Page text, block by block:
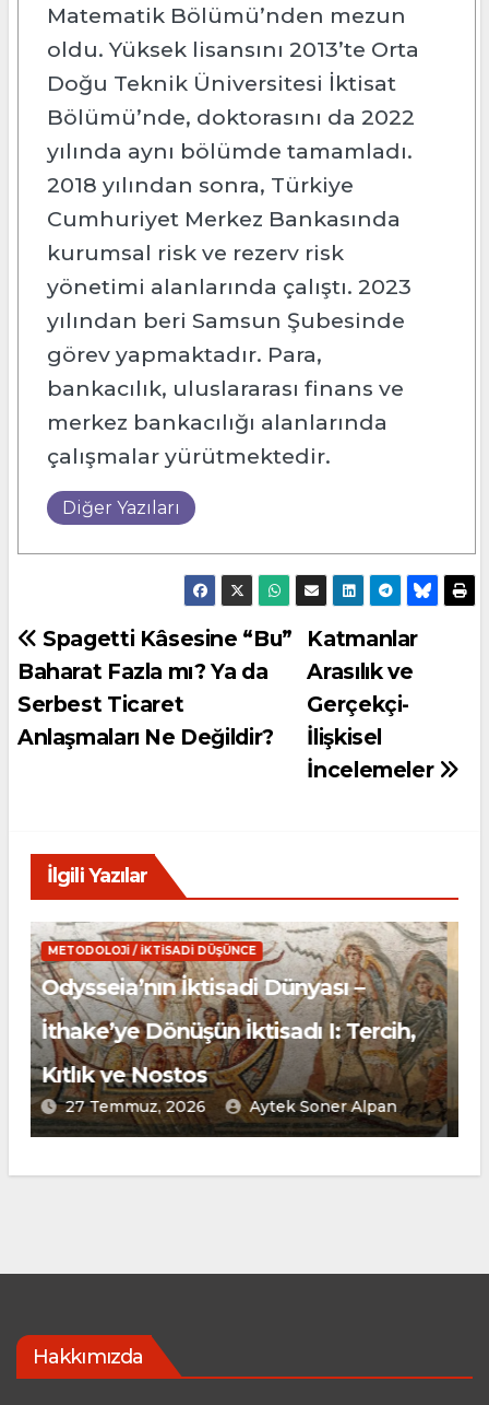
Matematik Bölümü’nden mezun
oldu. Yüksek lisansını 2013’te Orta
Doğu Teknik Üniversitesi İktisat
Bölümü’nde, doktorasını da 2022
yılında aynı bölümde tamamladı.
2018 yılından sonra, Türkiye
Cumhuriyet Merkez Bankasında
kurumsal risk ve rezerv risk
yönetimi alanlarında çalıştı. 2023
yılından beri Samsun Şubesinde
görev yapmaktadır. Para,
bankacılık, uluslararası finans ve
merkez bankacılığı alanlarında
çalışmalar yürütmektedir.
Diğer Yazıları
Yazı
gezinmesi
Katmanlar
Arasılık ve
Gerçekçi-
İlişkisel
İncelemeler
Spagetti Kâsesine “Bu”
Baharat Fazla mı? Ya da
Serbest Ticaret
Anlaşmaları Ne Değildir?
İlgili Yazılar
METODOLOJI / İKTISADI DÜŞÜNCE
Althusser’de Bilginin Nesnesi ve
Gerçek Nesne Ayrımı Üzerine
23 Temmuz, 2026 Baver Yeşilyurt
Hakkımızda